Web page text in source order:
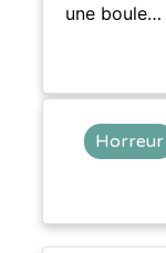
une boule…
Horreur